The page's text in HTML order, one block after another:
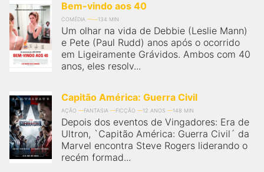
Bem-vindo aos 40
COMÉDIA 134 MIN
Um olhar na vida de Debbie (Leslie Mann)
e Pete (Paul Rudd) anos após o ocorrido
em Ligeiramente Grávidos. Ambos com 40
anos, eles resolv...
Capitão América: Guerra Civil
AÇÃO FANTASIA FICÇÃO 12 ANOS 148 MIN
Depois dos eventos de Vingadores: Era de
Ultron, `Capitão América: Guerra Civil´ da
Marvel encontra Steve Rogers liderando o
recém formad...